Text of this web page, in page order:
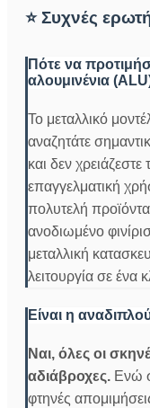
⭐ Συχνές
Πότε να
αλουμινένια
Το μεταλλικό
αναζητάτε
και δεν
επαγγελματική
πολυτελή
ανοδιωμένο
μεταλλική
λειτουργία σε ένα
Είναι η
Ναι, όλες οι
αδιάβροχες. Ενώ
φτηνές